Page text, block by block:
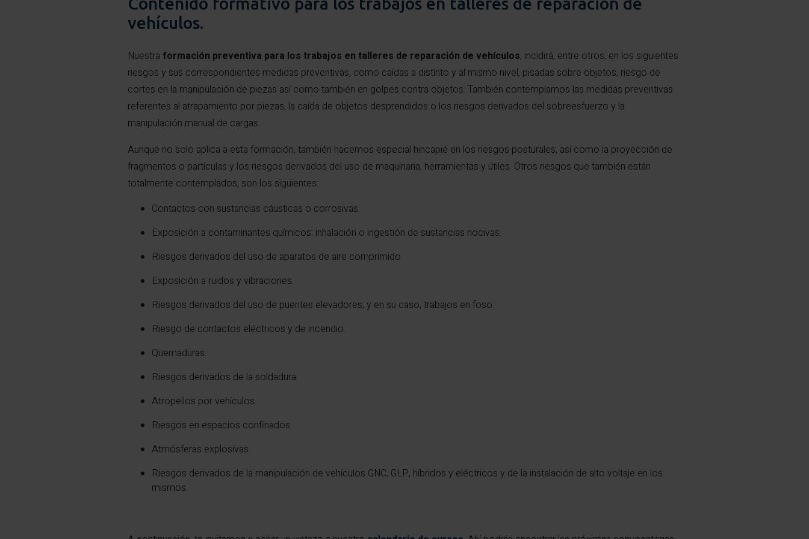
vehículos.
Nuestra formación preventiva para los trabajos en talleres de reparación de vehículos, incidirá, entre otros, en los siguientes
riesgos y sus correspondientes medidas preventivas, como caídas a distinto y al mismo nivel, pisadas sobre objetos, riesgo de
cortes en la manipulación de piezas así como también en golpes contra objetos. También contemplamos las medidas preventivas
referentes al atrapamiento por piezas, la caída de objetos desprendidos o los riesgos derivados del sobreesfuerzo y la
manipulación manual de cargas.
Aunque no solo aplica a esta formación, también hacemos especial hincapié en los riesgos posturales, así como la proyección de
fragmentos o partículas y los riesgos derivados del uso de maquinaria, herramientas y útiles. Otros riesgos que también están
totalmente contemplados, son los siguientes:
Contactos con sustancias cáusticas o corrosivas.
Exposición a contaminantes químicos: inhalación o ingestión de sustancias nocivas.
Riesgos derivados del uso de aparatos de aire comprimido.
Exposición a ruidos y vibraciones.
Riesgos derivados del uso de puentes elevadores, y en su caso, trabajos en foso.
Riesgo de contactos eléctricos y de incendio.
Quemaduras.
Riesgos derivados de la soldadura.
Atropellos por vehículos.
Riesgos en espacios confinados.
Atmósferas explosivas.
Riesgos derivados de la manipulación de vehículos GNC, GLP, híbridos y eléctricos y de la instalación de alto voltaje en los
mismos.